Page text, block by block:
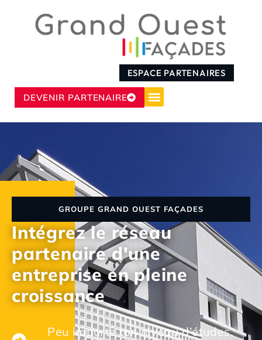
ESPACE PARTENAIRES
DEVENIR PARTENAIRE
GROUPE GRAND OUEST FAÇADES
Intégrez le réseau
partenaire d'une
entreprise en pleine
croissance
Peu importe ton niveau d’études,